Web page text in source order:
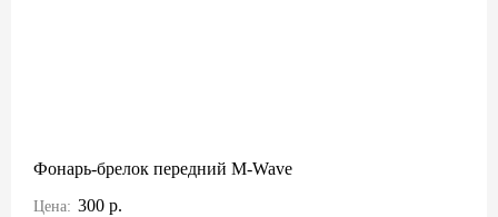
Фонарь-брелок передний M-Wave
Цена: 300 р.